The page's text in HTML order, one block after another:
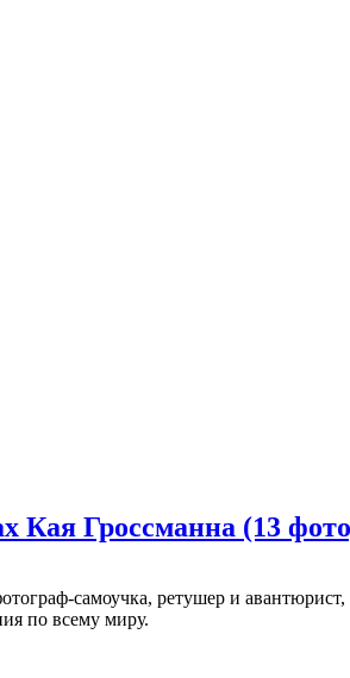
Кая Гроссманна (13
самоучка, ретушер и
по всему миру.